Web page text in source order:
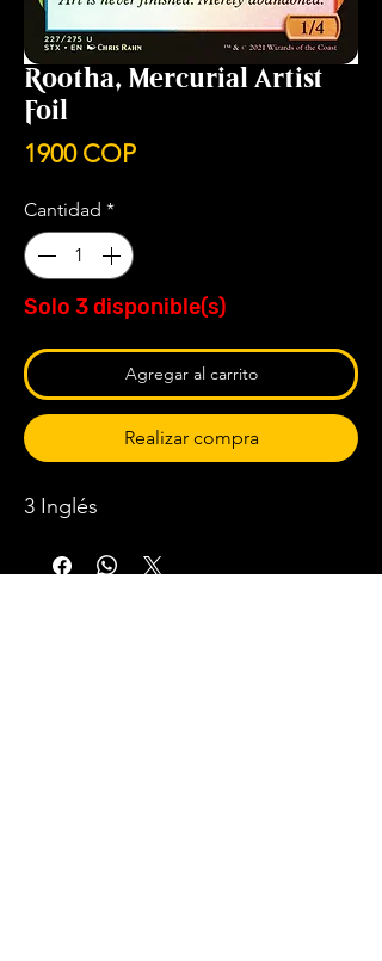
Rootha, Mercurial Artist
Foil
1900 COPPrecio
Cantidad *
Solo 3 disponible(s)
Agregar al carrito
Realizar compra
3 Inglés